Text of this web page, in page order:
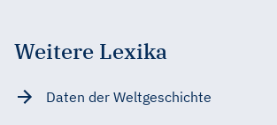
Weitere Lexika
Daten der Weltgeschichte